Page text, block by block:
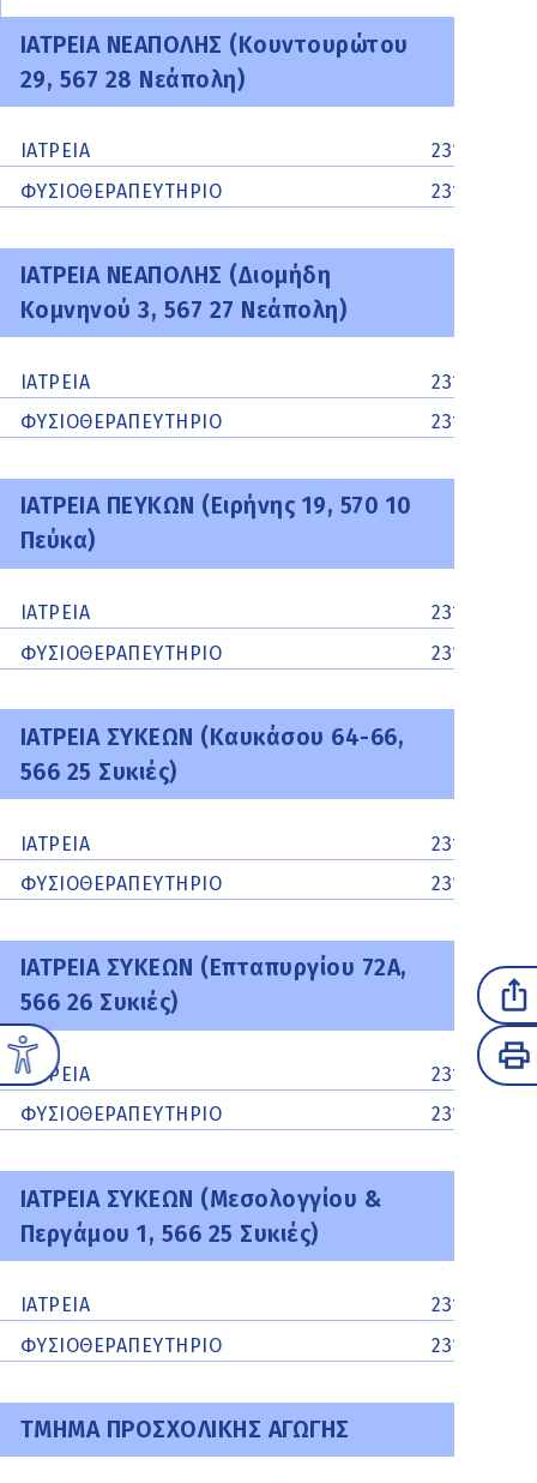
ΙΑΤΡΕΙΑ ΝΕΑΠΟΛΗΣ (Κουντουρώτου
29, 567 28 Νεάπολη)
ΙΑΤΡΕΙΑ
2310611906
ΦΥΣΙΟΘΕΡΑΠΕΥΤΗΡΙΟ
2310635024
ΙΑΤΡΕΙΑ ΝΕΑΠΟΛΗΣ (Διομήδη
Κομνηνού 3, 567 27 Νεάπολη)
ΙΑΤΡΕΙΑ
ΦΥΣΙΟΘΕΡΑΠΕΥΤΗΡΙΟ
ΙΑΤΡΕΙΑ ΠΕΥΚΩΝ (Ειρήνης 19, 570 10
Πεύκα)
ΙΑΤΡΕΙΑ
2313502219
ΦΥΣΙΟΘΕΡΑΠΕΥΤΗΡΙΟ
2313502228
ΙΑΤΡΕΙΑ ΣΥΚΕΩΝ (Καυκάσου 64-66,
566 25 Συκιές)
ΙΑΤΡΕΙΑ
2310620734
ΦΥΣΙΟΘΕΡΑΠΕΥΤΗΡΙΟ
2310620734
ΙΑΤΡΕΙΑ ΣΥΚΕΩΝ (Επταπυργίου 72Α,
566 26 Συκιές)
ΙΑΤΡΕΙΑ
ΦΥΣΙΟΘΕΡΑΠΕΥΤΗΡΙΟ
2310624514
ΙΑΤΡΕΙΑ ΣΥΚΕΩΝ (Μεσολογγίου &
Περγάμου 1, 566 25 Συκιές)
ΙΑΤΡΕΙΑ
ΦΥΣΙΟΘΕΡΑΠΕΥΤΗΡΙΟ
2310211336
ΤΜΗΜΑ ΠΡΟΣΧΟΛΙΚΗΣ ΑΓΩΓΗΣ